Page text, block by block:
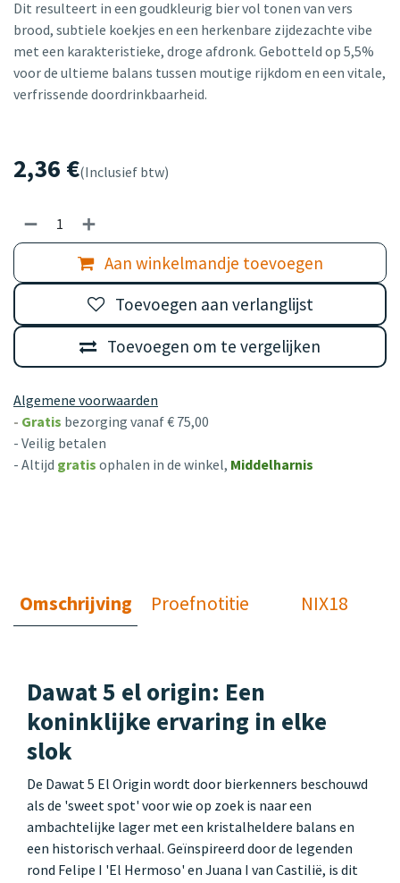
Dit resulteert in een goudkleurig bier vol tonen van vers
brood, subtiele koekjes en een herkenbare zijdezachte vibe
met een karakteristieke, droge afdronk. Gebotteld op 5,5%
voor de ultieme balans tussen moutige rijkdom en een vitale,
verfrissende doordrinkbaarheid.
2,36 €(Inclusief btw)
Aan winkelmandje toevoegen
Toevoegen om te vergelijken
Toevoegen aan verlanglijst
Algemene voorwaarden
- Gratis bezorging vanaf € 75,00
- Veilig betalen
- Altijd gratis ophalen in de winkel, Middelharnis
Omschrijving Proefnotitie NIX18
Dawat 5 el origin: Een
koninklijke ervaring in elke
slok
De Dawat 5 El Origin wordt door bierkenners beschouwd
als de 'sweet spot' voor wie op zoek is naar een
ambachtelijke lager met een kristalheldere balans en
een historisch verhaal. Geïnspireerd door de legenden
rond Felipe I 'El Hermoso' en Juana I van Castilië, is dit